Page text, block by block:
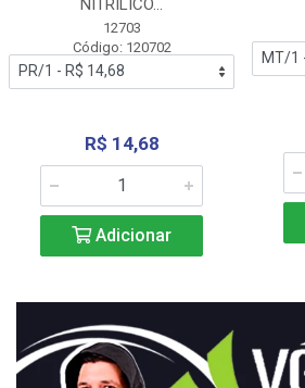
NITRÍLICO...
12703
Código: 120702
R$ 14,68
Adicionar